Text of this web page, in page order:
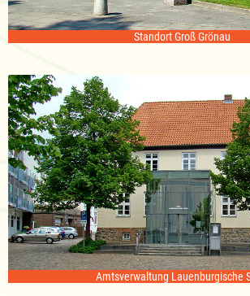
Standort Groß Grönau
Amtsverwaltung Lauenburgische